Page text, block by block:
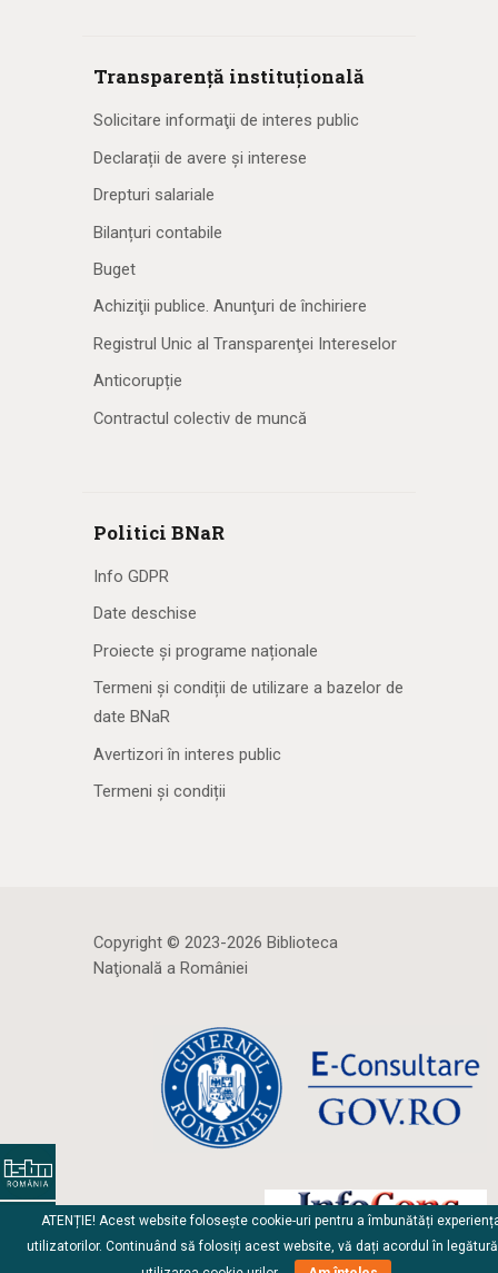
Transparență instituțională
Solicitare informaţii de interes public
Declarații de avere și interese
Drepturi salariale
Bilanțuri contabile
Buget
Achiziţii publice. Anunţuri de închiriere
Registrul Unic al Transparenţei Intereselor
Anticorupție
Contractul colectiv de muncă
Politici BNaR
Info GDPR
Date deschise
Proiecte și programe naționale
Termeni și condiții de utilizare a bazelor de
date BNaR
Avertizori în interes public
Termeni și condiții
Copyright © 2023-2026 Biblioteca
Naţională a României
ATENȚIE! Acest website folosește cookie-uri pentru a îmbunătăți
utilizatorilor. Continuând să folosiți acest website, vă dați acordul în